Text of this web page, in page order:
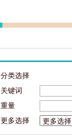
分类选择
关键词
重量
更多选择